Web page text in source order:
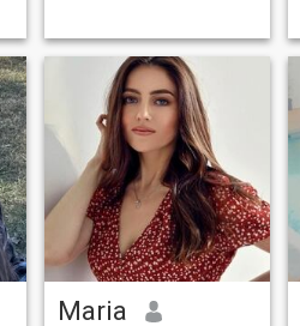
Maria